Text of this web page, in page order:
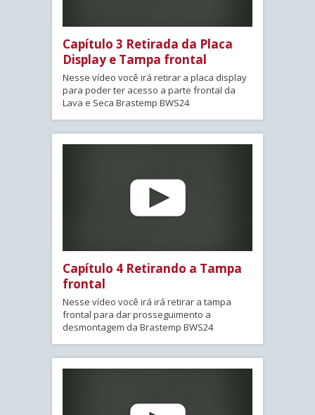
Capítulo 3 Retirada da Placa
Display e Tampa frontal
Nesse vídeo você irá retirar a placa display
para poder ter acesso a parte frontal da
Lava e Seca Brastemp BWS24
Capítulo 4 Retirando a Tampa
frontal
Nesse vídeo você irá irá retirar a tampa
frontal para dar prosseguimento a
desmontagem da Brastemp BWS24